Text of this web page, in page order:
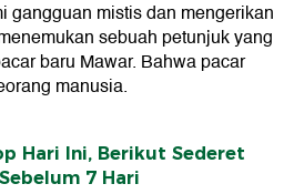
gangguan mistis dan mengerikan
sebuah petunjuk yang
baru Mawar. Bahwa pacar
manusia.
Hari Ini, Berikut Sederet
7 Hari